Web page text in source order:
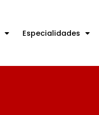
Especialidades